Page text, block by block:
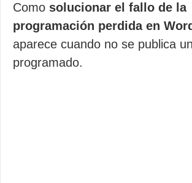
Como solucionar el fallo de la
programación perdida en
aparece cuando no se publica
programado.